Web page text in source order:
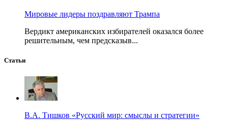
Мировые лидеры поздравляют Трампа
Вердикт американских избирателей оказался более
решительным, чем предсказыв...
Статьи
В.А. Тишков «Русский мир: смыслы и стратегии»